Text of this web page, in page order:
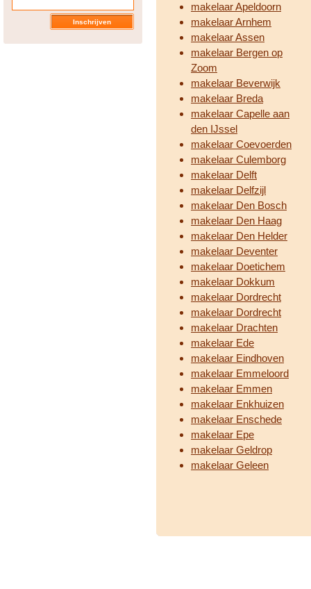
makelaar Apeldoorn
makelaar Arnhem
makelaar Assen
makelaar Bergen op
Zoom
makelaar Beverwijk
makelaar Breda
makelaar Capelle aan
den IJssel
makelaar Coevoerden
makelaar Culemborg
makelaar Delft
makelaar Delfzijl
makelaar Den Bosch
makelaar Den Haag
makelaar Den Helder
makelaar Deventer
makelaar Doetichem
makelaar Dokkum
makelaar Dordrecht
makelaar Dordrecht
makelaar Drachten
makelaar Ede
makelaar Eindhoven
makelaar Emmeloord
makelaar Emmen
makelaar Enkhuizen
makelaar Enschede
makelaar Epe
makelaar Geldrop
makelaar Geleen